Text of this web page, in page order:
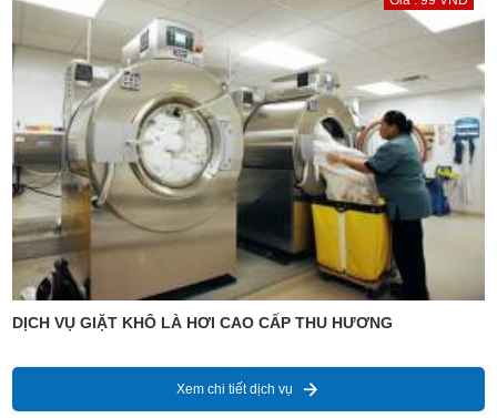
DỊCH VỤ GIẶT KHÔ LÀ HƠI CAO CẤP THU HƯƠNG
Xem chi tiết dịch vụ